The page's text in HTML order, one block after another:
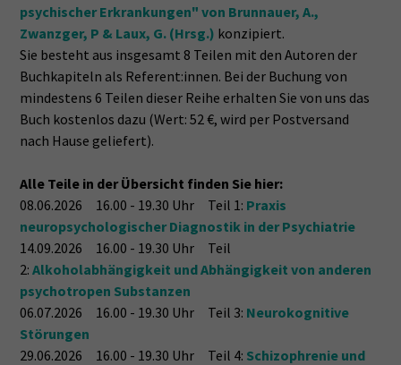
psychischer Erkrankungen" von Brunnauer, A.,
Zwanzger, P & Laux, G. (Hrsg.) konzipiert.
Sie besteht aus insgesamt 8 Teilen mit den Autoren der
Buchkapiteln als Referent:innen. Bei der Buchung von
mindestens 6 Teilen dieser Reihe erhalten Sie von uns das
Buch kostenlos dazu (Wert: 52 €, wird per Postversand
nach Hause geliefert).
Alle Teile in der Übersicht finden Sie hier:
08.06.2026 16.00 - 19.30 Uhr Teil 1: Praxis
neuropsychologischer Diagnostik in der Psychiatrie
14.09.2026 16.00 - 19.30 Uhr Teil
2:Alkoholabhängigkeit und Abhängigkeit von anderen
psychotropen Substanzen
06.07.2026 16.00 - 19.30 Uhr Teil 3: Neurokognitive
Störungen
29.06.2026 16.00 - 19.30 Uhr Teil 4: Schizophrenie und